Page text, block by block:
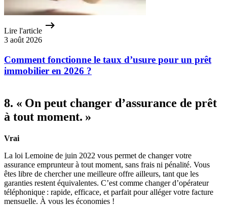
Lire l'article
3 août 2026
Comment fonctionne le taux d’usure pour un prêt
immobilier en 2026 ?
8. « On peut changer d’assurance de prêt
à tout moment. »
Vrai
La loi Lemoine de juin 2022 vous permet de changer votre
assurance emprunteur à tout moment, sans frais ni pénalité. Vous
êtes libre de chercher une meilleure offre ailleurs, tant que les
garanties restent équivalentes. C’est comme changer d’opérateur
téléphonique : rapide, efficace, et parfait pour alléger votre facture
mensuelle. À vous les économies !